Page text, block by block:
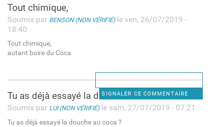
Tout chimique,
Soumis par BENSON (NON VÉRIFIÉ)le ven, 26/07/2019 -
18:40
Tout chimique,
autant boire du Coca
SIGNALER CE COMMENTAIRE
Tu as déjà essayé la douche
Soumis par LUI (NON VÉRIFIÉ)le sam, 27/07/2019 - 07:21
Tu as déjà essayé la douche au coca ?